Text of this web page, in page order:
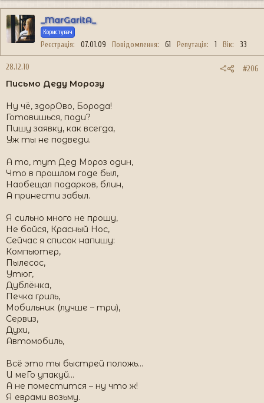
_MarGaritA_
Користувач
Реєстрація 07.01.09 Повідомлення 61 Репутація 1 Вік 33
28.12.10 #206
Письмо Деду Морозу
Ну чё, здорОво, Борода!
Готовишься, поди?
Пишу заявку, как всегда,
Уж ты не подведи.
А то, тут Дед Мороз один,
Что в прошлом годе был,
Наобещал подарков, блин,
А принести забыл.
Я сильно много не прошу,
Не бойся, Красный Нос,
Сейчас я список напишу:
Компьютер,
Пылесос,
Утюг,
Дублёнка,
Печка гриль,
Мобильник (лучше – три),
Сервиз,
Духи,
Автомобиль,
Всё это ты быстрей положь...
И меГо упакуй...
А не поместится – ну что ж!
Я еврами возьму.